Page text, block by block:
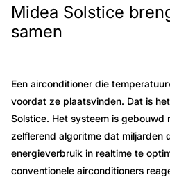
Midea Solstice
samen
Een airconditioner die
voordat ze plaatsvinden. Dat is
Solstice. Het systeem is gebouwd
zelflerend algoritme dat miljarden
energieverbruik in realtime te
conventionele airconditioners